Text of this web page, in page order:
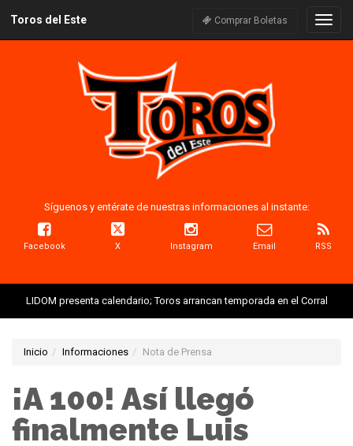
Toros del Este Comprar Boletas
Síguenos y entérate de nuestras informaciones al instante:
Facebook X Instagram Email RSS
LIDOM presenta calendario; Toros arrancan temporada en el Corral
Inicio Informaciones Nota de Prensa
¡A 100! Así llegó
finalmente Luis